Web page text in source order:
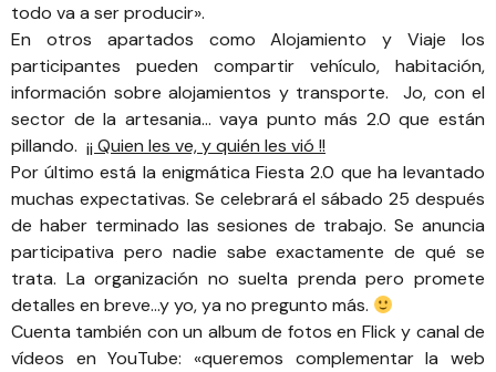
todo va a ser producir».
En otros apartados como Alojamiento y Viaje los
participantes pueden compartir vehículo, habitación,
información sobre alojamientos y transporte. Jo, con el
sector de la artesania… vaya punto más 2.0 que están
pillando. ¡¡ Quien les ve, y quién les vió !!
Por último está la enigmática Fiesta 2.0 que ha levantado
muchas expectativas. Se celebrará el sábado 25 después
de haber terminado las sesiones de trabajo. Se anuncia
participativa pero nadie sabe exactamente de qué se
trata. La organización no suelta prenda pero promete
detalles en breve…y yo, ya no pregunto más.
Cuenta también con un album de fotos en Flick y canal de
vídeos en YouTube: «queremos complementar la web